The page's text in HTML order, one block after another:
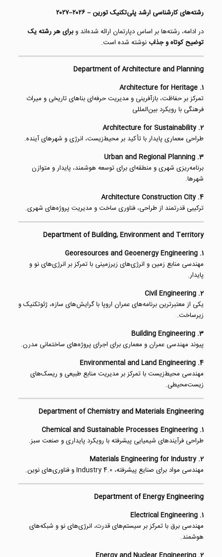
رشته‌های کارشناسی ارشد پلی‌تکنیک تورین – ۲۰۲۶–۲۰۲۷
در ادامه، رشته‌ها بر اساس دپارتمان ارائه شده‌اند وبرای هر رشته یک
توضیح کوتاه و جذاب نوشته شده است.
Department of Architecture and Planning
1. Architecture for Heritage
تمرکز بر حفاظت، بازآفرینی و مدیریت حرفه‌ای بناهای تاریخی و میراث
فرهنگی با رویکرد بین‌المللی
2. Architecture for Sustainability
طراحی معماری پایدار با تأکید بر محیط‌زیست، انرژی و شهرهای آینده.
3. Urban and Regional Planning
برنامه‌ریزی شهری و منطقه‌ای برای توسعه هوشمند، پایدار و متوازن
شهرها.
4. Architecture Construction City
ترکیبی قدرتمند از طراحی، فناوری ساخت و مدیریت پروژه‌های شهری.
Department of Building, Environment and Territory
1. Georesources and Geoenergy Engineering
مهندسی منابع زمین و انرژی‌های زیرزمینی با تمرکز بر انرژی‌های نو و
پایدار.
2. Civil Engineering
یکی از معتبرترین برنامه‌های عمران اروپا با گرایش‌های سازه، ژئوتکنیک و
زیرساخت.
3. Building Engineering
پیوند مهندسی عمران و معماری برای اجرای پروژه‌های ساختمانی مدرن.
4. Environmental and Land Engineering
مهندسی محیط‌زیست با تمرکز بر مدیریت منابع طبیعی و ریسک‌های
زیست‌محیطی.
Department of Chemistry and Materials Engineering
1. Chemical and Sustainable Processes Engineering
طراحی فرآیندهای شیمیایی پیشرفته با رویکرد پایداری و صنعت سبز.
2. Materials Engineering for Industry
مهندسی مواد برای صنایع پیشرفته، Industry 4.0 و فناوری‌های نوین.
Department of Energy Engineering
1. Electrical Engineering
مهندسی برق با تمرکز بر سیستم‌های قدرت، انرژی‌های نو و شبکه‌های
هوشمند.